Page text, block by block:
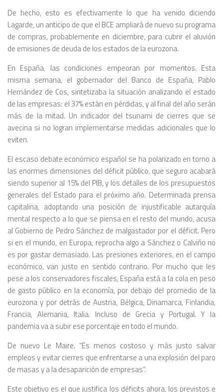
De hecho, esto es efectivamente lo que ha venido diciendo
Lagarde, un anticipo de que el BCE ampliará de nuevo su programa
de compras, probablemente en diciembre, para cubrir el aluvión
de emisiones de deuda de los estados de la eurozona.
En España, las condiciones empeoran por momentos. Esta
misma semana, el gobernador del Banco de España, Pablo
Hernández de Cos, sintetizaba la situación analizando el estado
de las empresas: el 37% están en pérdidas, y al final del año serán
más de la mitad. Un indicador del tsunami de cierres que se
avecina si no logran implementarse medidas adicionales que lo
eviten.
El escaso debate económico español se ha polarizado en torno a
las enormes dimensiones del déficit público, que seguro acabará
siendo superior al 15% del PIB, y los detalles de los presupuestos
generales del Estado para el próximo año. Determinada prensa
capitalina, adoptando una posición de injustificable autarquía
mental respecto a lo que se piensa en el resto del mundo, acusa
al Gobierno de Pedro Sánchez de malgastador por el déficit. Pero
si en el mundo, en Europa, reprocha algo a Sánchez o Calviño no
es por gastar demasiado. Las presiones exteriores, en el campo
económico, van justo en sentido contrario. Por mucho que les
pese a los conservadores fiscales, España está a la cola en peso
de gasto público en la economía, por debajo del promedio de la
eurozona y por detrás de Austria, Bélgica, Dinamarca, Finlandia,
Francia, Alemania, Italia. Incluso de Grecia y Portugal. Y la
pandemia va a subir ese porcentaje en todo el mundo.
De nuevo Le Maire. “Es menos costoso y más justo salvar
empleos y evitar cierres que enfrentarse a una explosión del paro
de masas y a la desaparición de empresas”.
Este objetivo es el que justifica los déficits ahora, los previstos e